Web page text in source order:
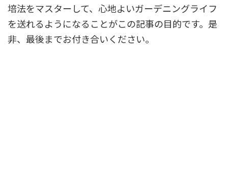
培法をマスターして、心地よいガーデニングライフ
を送れるようになることがこの記事の目的です。是
非、最後までお付き合いください。